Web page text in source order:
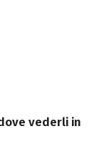
vederli in